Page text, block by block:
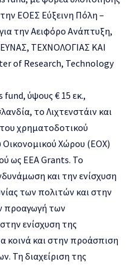
ΕΟΕΣ Εύξεινη Πόλη –
την Αειφόρο Ανάπτυξη,
ΤΕΧΝΟΛΟΓΙΑΣ ΚΑΙ
of Research, Technology
ύψους € 15 εκ.,
το Λιχτενστάιν και
χρηματοδοτικού
Χώρου (ΕΟΧ)
ως EEA Grants. Το
και την ενίσχυση
των πολιτών και στην
προαγωγή των
ενίσχυση της
κοινά και στην προάσπιση
Τη διαχείριση της